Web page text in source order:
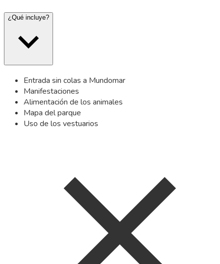
¿Qué incluye?
Entrada sin colas a Mundomar
Manifestaciones
Alimentación de los animales
Mapa del parque
Uso de los vestuarios